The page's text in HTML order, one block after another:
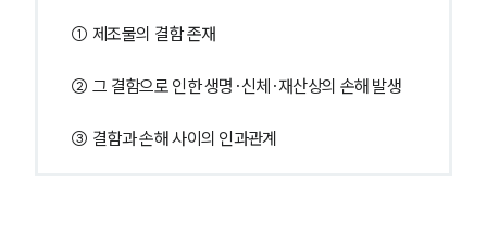
① 제조물의 결함 존재
② 그 결함으로 인한 생명·신체·재산상의 손해 발생
③ 결함과 손해 사이의 인과관계